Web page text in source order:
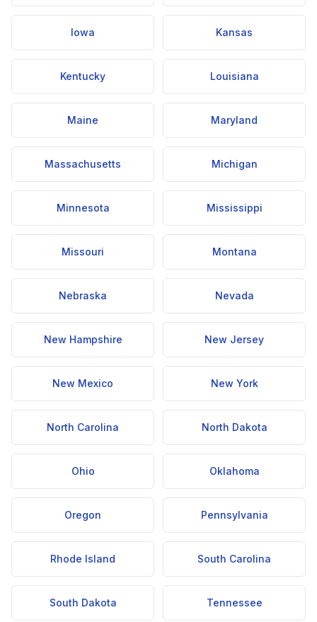
Iowa Kansas
Kentucky Louisiana
Maine Maryland
Massachusetts Michigan
Minnesota Mississippi
Missouri Montana
Nebraska Nevada
New Hampshire New Jersey
New Mexico New York
North Carolina North Dakota
Ohio Oklahoma
Oregon Pennsylvania
Rhode Island South Carolina
South Dakota Tennessee